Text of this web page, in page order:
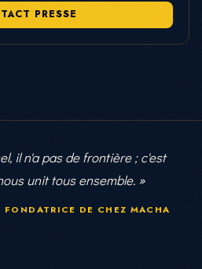
PRESSE
il n'a pas de frontière ; c'est
unit tous ensemble. »
DE CHEZ MACHA